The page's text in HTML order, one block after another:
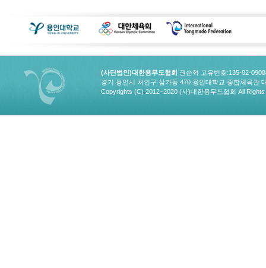
(사단법인)대한용무도협회 권순혁 고유번호:135-82-
경기 용인시 처인구 삼가동 470 용인대학교 종합체육관
Copyrights (C) 2012~2020 (사)대한용무도협회 All